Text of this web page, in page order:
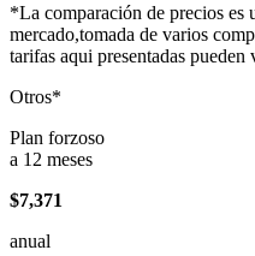
*La comparación de precios es
mercado,tomada de varios
tarifas aqui presentadas pueden
Otros*
Plan forzoso
a 12 meses
$7,371
anual